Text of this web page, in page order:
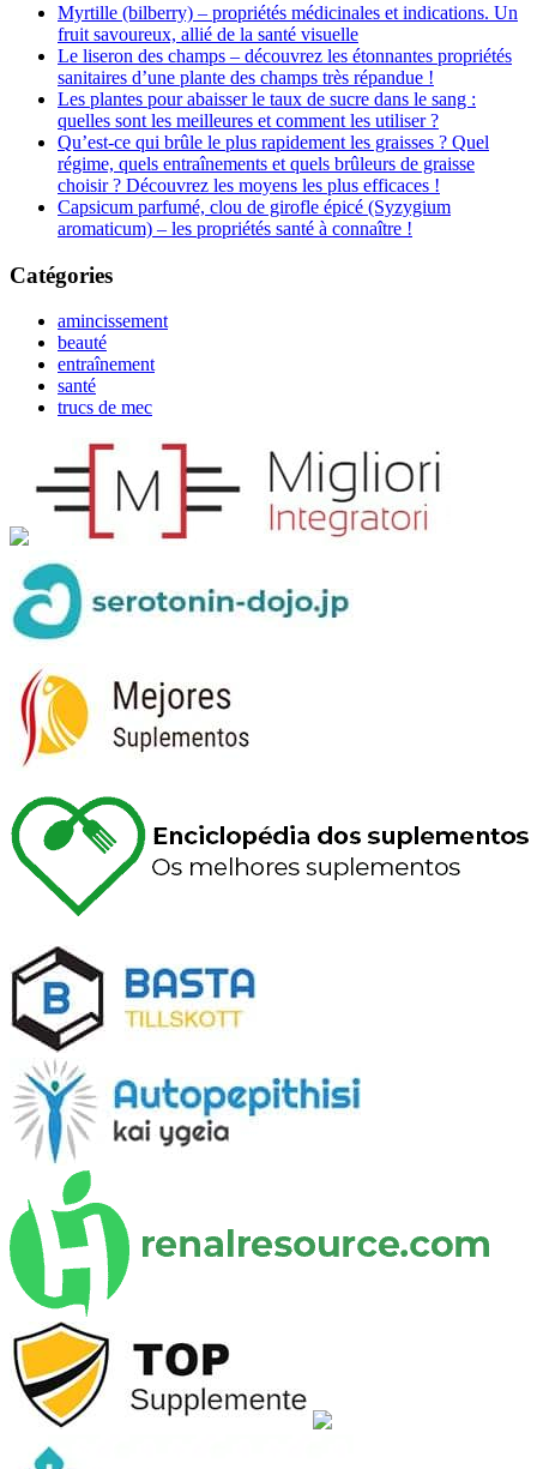
Myrtille (bilberry) – propriétés médicinales et indications. Un
fruit savoureux, allié de la santé visuelle
Le liseron des champs – découvrez les étonnantes propriétés
sanitaires d’une plante des champs très répandue !
Les plantes pour abaisser le taux de sucre dans le sang :
quelles sont les meilleures et comment les utiliser ?
Qu’est-ce qui brûle le plus rapidement les graisses ? Quel
régime, quels entraînements et quels brûleurs de graisse
choisir ? Découvrez les moyens les plus efficaces !
Capsicum parfumé, clou de girofle épicé (Syzygium
aromaticum) – les propriétés santé à connaître !
Catégories
amincissement
beauté
entraînement
santé
trucs de mec